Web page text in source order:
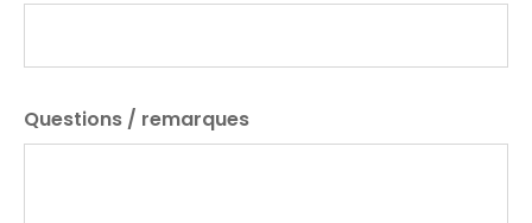
Questions / remarques